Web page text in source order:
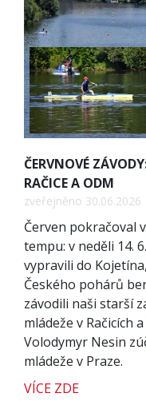
ČERVNOVÉ
RAČICE A ODM
zveřejněno 30.06.2026
Červen pokračoval
tempu: v neděli 14.
vypravili do
Českého pohárů
závodili naši starší
mládeže v Račicích
Volodymyr Nesin
mládeže v Praze.
VÍCE ZDE